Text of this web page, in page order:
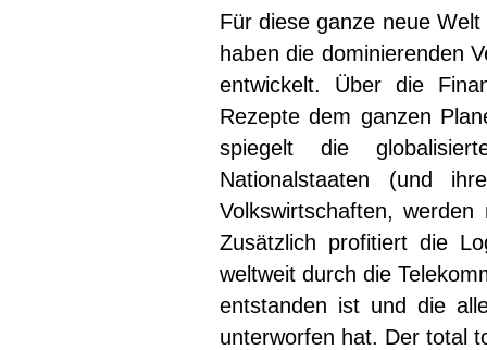
Für diese ganze neue
haben die dominierenden
entwickelt. Über die
Rezepte dem ganzen
spiegelt die
Nationalstaaten (und
Volkswirtschaften,
Zusätzlich profitiert die
weltweit durch die
entstanden ist und die
unterworfen hat. Der total